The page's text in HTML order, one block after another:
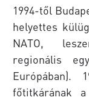
1994-től
helyettes
NATO,
regionális
Európában).
főtitkárának